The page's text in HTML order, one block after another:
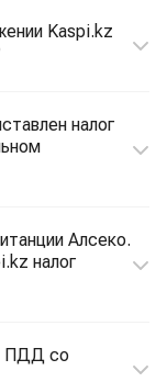
Kaspi.kz
налог
Алсеко.
налог
ПДД со